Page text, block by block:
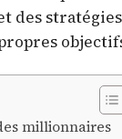
des
millionnaires